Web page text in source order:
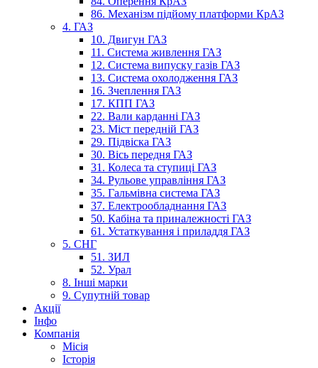
86. Механізм підйому платформи КрАЗ
4. ГАЗ
10. Двигун ГАЗ
11. Система живлення ГАЗ
12. Система випуску газів ГАЗ
13. Система охолодження ГАЗ
16. Зчеплення ГАЗ
17. КПП ГАЗ
22. Вали карданні ГАЗ
23. Міст передній ГАЗ
29. Підвіска ГАЗ
30. Вісь передня ГАЗ
31. Колеса та ступиці ГАЗ
34. Рульове управління ГАЗ
35. Гальмівна система ГАЗ
37. Електрообладнання ГАЗ
50. Кабіна та приналежності ГАЗ
61. Устаткування і приладдя ГАЗ
5. СНГ
51. ЗИЛ
52. Урал
8. Інші марки
9. Супутній товар
Акції
Інфо
Компанія
Місія
Історія